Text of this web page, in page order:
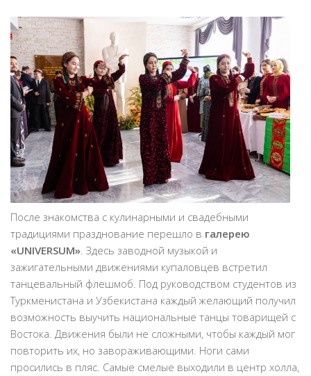
После знакомства с кулинарными и свадебными
традициями празднование перешло в галерею
«UNIVERSUM». Здесь заводной музыкой и
зажигательными движениями купаловцев встретил
танцевальный флешмоб. Под руководством студентов из
Туркменистана и Узбекистана каждый желающий получил
возможность выучить национальные танцы товарищей с
Востока. Движения были не сложными, чтобы каждый мог
повторить их, но завораживающими. Ноги сами
просились в пляс. Самые смелые выходили в центр холла,